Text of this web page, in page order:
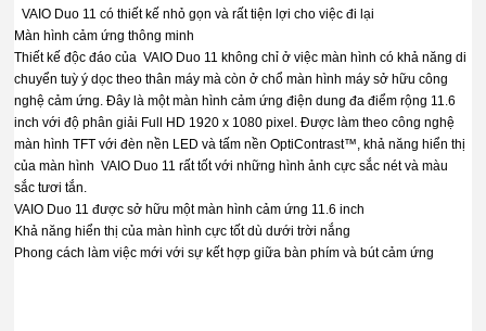
VAIO Duo 11 có thiết kế nhỏ gọn và rất tiện lợi cho việc đi lại
Màn hình cảm ứng thông minh
Thiết kế độc đáo của VAIO Duo 11 không chỉ ở việc màn hình có khả năng di
chuyển tuỳ ý dọc theo thân máy mà còn ở chổ màn hình máy sở hữu công
nghệ cảm ứng. Đây là một màn hình cảm ứng điện dung đa điểm rộng 11.6
inch với độ phân giải Full HD 1920 x 1080 pixel. Được làm theo công nghệ
màn hình TFT với đèn nền LED và tấm nền OptiContrast™, khả năng hiển thị
của màn hình VAIO Duo 11 rất tốt với những hình ảnh cực sắc nét và màu
sắc tươi tắn.
VAIO Duo 11 được sở hữu một màn hình cảm ứng 11.6 inch
Khả năng hiển thị của màn hình cực tốt dù dưới trời nắng
Phong cách làm việc mới với sự kết hợp giữa bàn phím và bút cảm ứng